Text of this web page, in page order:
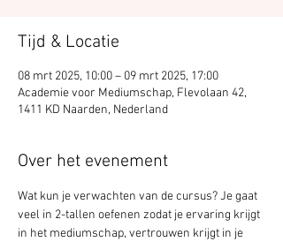
Tijd & Locatie
08 mrt 2025, 10:00 – 09 mrt 2025, 17:00
Academie voor Mediumschap, Flevolaan 42,
1411 KD Naarden, Nederland
Over het evenement
Wat kun je verwachten van de cursus? Je gaat
veel in 2-tallen oefenen zodat je ervaring krijgt
in het mediumschap, vertrouwen krijgt in je